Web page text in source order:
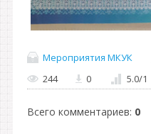
Мероприятия МКУК
244
0 5.0/1
Всего комментариев: 0